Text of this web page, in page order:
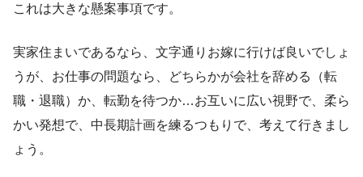
これは大きな懸案事項です。
実家住まいであるなら、文字通りお嫁に行けば良いでしょ
うが、お仕事の問題なら、どちらかが会社を辞める（転
職・退職）か、転勤を待つか…お互いに広い視野で、柔ら
かい発想で、中長期計画を練るつもりで、考えて行きまし
ょう。